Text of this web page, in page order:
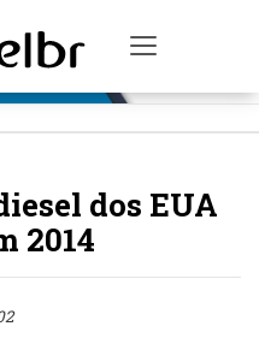
Toggle
dos EUA
2014